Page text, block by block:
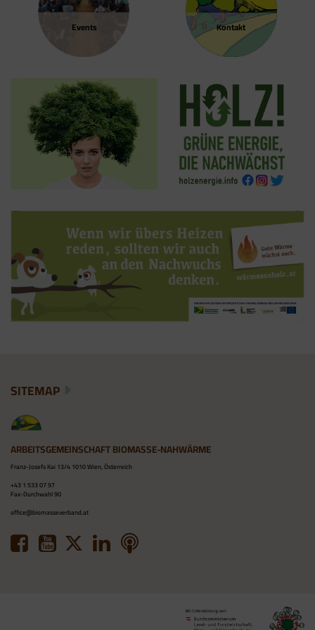
Events Kontakt
SITEMAP
ARBEITSGEMEINSCHAFT BIOMASSE-NAHWÄRME
Franz-Josefs Kai 13/4 1010 Wien, Österreich
+43 1 533 07 97
Fax-Durchwahl 90
office@biomasseverband.at